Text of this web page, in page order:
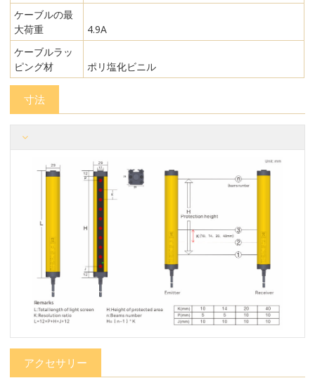
ケーブルの最
大荷重
4.9A
ケーブルラッ
ピング材
ポリ塩化ビニル
寸法
アクセサリー